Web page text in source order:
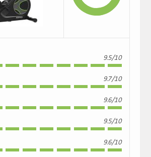
9.5/10
9.7/10
9.6/10
9.5/10
9.6/10